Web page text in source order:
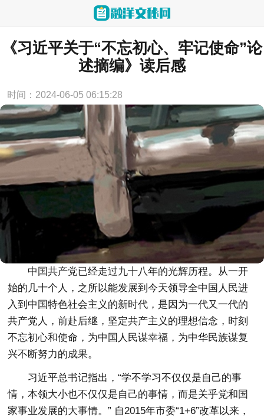
当前位置： 首页 > 心得体会
《习近平关于“不忘初心、牢记使命”论
述摘编》读后感
时间：2024-06-05 06:15:28
中国共产党已经走过九十八年的光辉历程。从一开
始的几十个人，之所以能发展到今天领导全中国人民进
入到中国特色社会主义的新时代，是因为一代又一代的
共产党人，前赴后继，坚定共产主义的理想信念，时刻
不忘初心和使命，为中国人民谋幸福，为中华民族谋复
兴不断努力的成果。
习近平总书记指出，“学不学习不仅仅是自己的事
情，本领大小也不仅仅是自己的事情，而是关乎党和国
家事业发展的大事情。” 自2015年市委“1+6”改革以来，